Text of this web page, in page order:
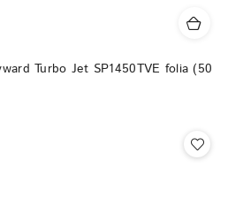
Turbo Jet SP1450TVE folia (50